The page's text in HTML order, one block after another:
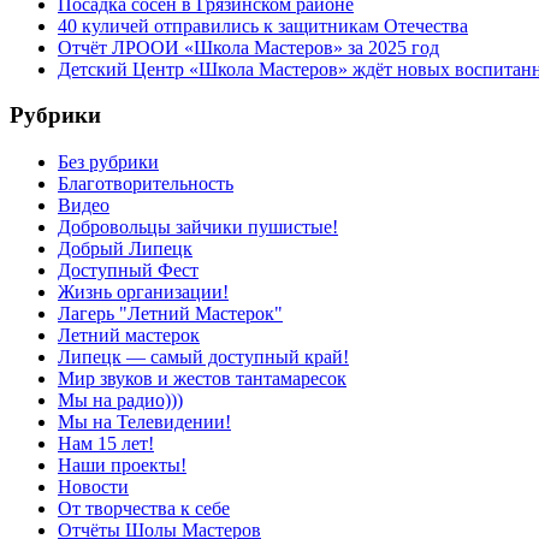
40 куличей отправились к защитникам Отечества
Отчёт ЛРООИ «Школа Мастеров» за 2025 год
Детский Центр «Школа Мастеров» ждёт новых
Рубрики
Без рубрики
Благотворительность
Видео
Добровольцы зайчики пушистые!
Добрый Липецк
Доступный Фест
Жизнь организации!
Лагерь "Летний Мастерок"
Летний мастерок
Липецк — самый доступный край!
Мир звуков и жестов тантамаресок
Мы на радио)))
Мы на Телевидении!
Нам 15 лет!
Наши проекты!
Новости
От творчества к себе
Отчёты Шолы Мастеров